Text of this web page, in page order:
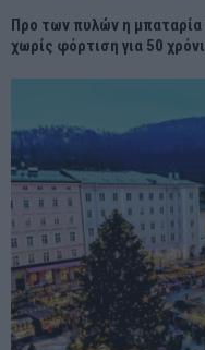
Προ των πυλών η μπαταρία
χωρίς φόρτιση για 50